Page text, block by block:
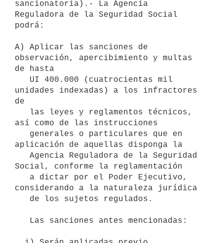
sancionatoria).- La Agencia
Reguladora de la Seguridad Social
podrá:
A) Aplicar las sanciones de
observación, apercibimiento y multas
de hasta
unidades indexadas) a los infractores
de
así como de las instrucciones
aplicación de aquellas disponga la
Social, conforme la reglamentación
considerando a la naturaleza jurídica